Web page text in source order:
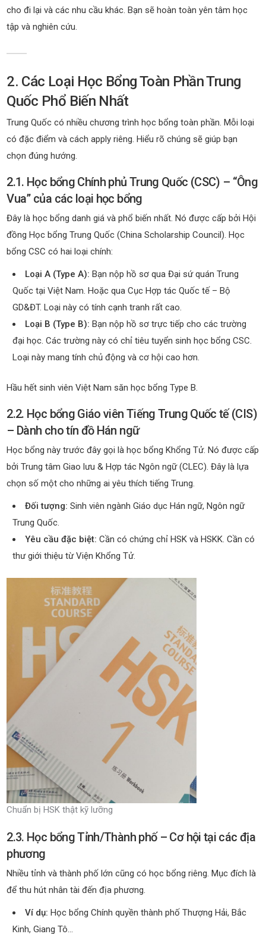
cho đi lại và các nhu cầu khác. Bạn sẽ hoàn toàn yên tâm học
tập và nghiên cứu.
2. Các Loại Học Bổng Toàn Phần Trung
Quốc Phổ Biến Nhất
Trung Quốc có nhiều chương trình học bổng toàn phần. Mỗi loại
có đặc điểm và cách apply riêng. Hiểu rõ chúng sẽ giúp bạn
chọn đúng hướng.
2.1. Học bổng Chính phủ Trung Quốc (CSC) – “Ông
Vua” của các loại học bổng
Đây là học bổng danh giá và phổ biến nhất. Nó được cấp bởi Hội
đồng Học bổng Trung Quốc (China Scholarship Council). Học
bổng CSC có hai loại chính:
Loại A (Type A): Bạn nộp hồ sơ qua Đại sứ quán Trung
Quốc tại Việt Nam. Hoặc qua Cục Hợp tác Quốc tế – Bộ
GD&ĐT. Loại này có tính cạnh tranh rất cao.
Loại B (Type B): Bạn nộp hồ sơ trực tiếp cho các trường
đại học. Các trường này có chỉ tiêu tuyển sinh học bổng CSC.
Loại này mang tính chủ động và cơ hội cao hơn.
Hầu hết sinh viên Việt Nam săn học bổng Type B.
2.2. Học bổng Giáo viên Tiếng Trung Quốc tế (CIS)
– Dành cho tín đồ Hán ngữ
Học bổng này trước đây gọi là học bổng Khổng Tử. Nó được cấp
bởi Trung tâm Giao lưu & Hợp tác Ngôn ngữ (CLEC). Đây là lựa
chọn số một cho những ai yêu thích tiếng Trung.
Đối tượng: Sinh viên ngành Giáo dục Hán ngữ, Ngôn ngữ
Trung Quốc.
Yêu cầu đặc biệt: Cần có chứng chỉ HSK và HSKK. Cần có
thư giới thiệu từ Viện Khổng Tử.
Chuẩn bị HSK thật kỹ lưỡng
2.3. Học bổng Tỉnh/Thành phố – Cơ hội tại các địa
phương
Nhiều tỉnh và thành phố lớn cũng có học bổng riêng. Mục đích là
để thu hút nhân tài đến địa phương.
Ví dụ: Học bổng Chính quyền thành phố Thượng Hải, Bắc
Kinh, Giang Tô…